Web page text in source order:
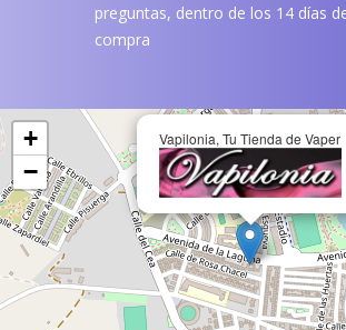
preguntas, dentro de los 14 días
compra
Vapilonia, Tu Tienda de Vaper
+
−